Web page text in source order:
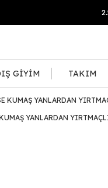
GİYİM TAKIM
KUMAŞ YANLARDAN